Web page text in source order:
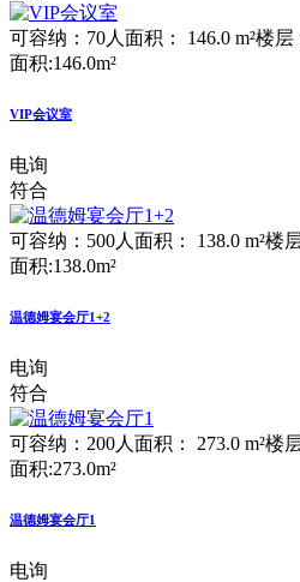
可容纳：70人 面积： 146.0 m²楼层
面积:146.0m²
VIP会议室
电询
符合
可容纳：500人 面积： 138.0 m²楼
面积:138.0m²
温德姆宴会厅1+2
电询
符合
可容纳：200人 面积： 273.0 m²楼
面积:273.0m²
温德姆宴会厅1
电询